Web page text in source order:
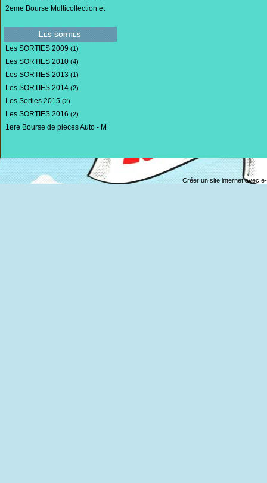
2eme Bourse Multicollection et
Les sorties
Les SORTIES 2009 (1)
Les SORTIES 2010 (4)
Les SORTIES 2013 (1)
Les SORTIES 2014 (2)
Les Sorties 2015 (2)
Les SORTIES 2016 (2)
1ere Bourse de pieces Auto - M
Créer un site internet avec